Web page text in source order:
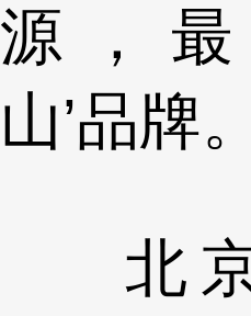
源，
山’品牌
北